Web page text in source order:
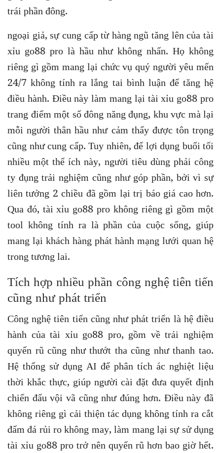
trái phần đông.
ngoại giả, sự cung cấp từ hàng ngũ tăng lên của tài
xỉu go88 pro là hầu như không nhấn. Họ không
riêng gì gồm mang lại chức vụ quý người yêu mến
24/7 không tính ra lắng tai bình luận để tăng hệ
điều hành. Điều này làm mang lại tài xỉu go88 pro
trang điểm một số đông năng đụng, khu vực mà lại
mỗi người thân hầu như cảm thấy được tôn trọng
cũng như cung cấp. Tuy nhiên, để lợi dụng buổi tối
nhiều một thể ích này, người tiêu dùng phải công
ty đụng trải nghiệm cũng như góp phần, bởi vì sự
liên tưởng 2 chiều đã gồm lại trị báo giá cao hơn.
Qua đó, tài xỉu go88 pro không riêng gì gồm một
tool không tính ra là phần của cuộc sống, giúp
mang lại khách hàng phát hành mạng lưới quan hệ
trong tương lai.
Tích hợp nhiều phần công nghệ tiên tiến
cũng như phát triển
Công nghệ tiên tiến cũng như phát triển là hệ điều
hành của tài xỉu go88 pro, gồm về trải nghiệm
quyến rũ cũng như thướt tha cũng như thanh tao.
Hệ thống sử dụng AI để phân tích ác nghiệt liệu
thời khắc thực, giúp người cài đặt đưa quyết định
chiến đấu vội vã cũng như đúng hơn. Điều này đã
không riêng gì cải thiện tác dụng không tính ra cắt
đấm đá rủi ro không may, làm mang lại sự sử dụng
tài xỉu go88 pro trở nên quyến rũ hơn bao giờ hết.